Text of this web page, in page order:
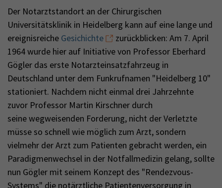
Der Notarztstandort an der Chirurgischen
Universitätsklinik in Heidelberg kann auf eine lange und
ereignisreiche Gesichichte
zurückblicken: Am 7. April
1964 wurde hier auf Initiative von Professor Eberhard
Gögler das erste Notarzteinsatzfahrzeug in
Deutschland unter dem Funkrufnamen "Heidelberg 10"
stationiert. Nachdem nicht einmal drei Jahrzehnte
zuvor Professor Martin Kirschner durch
seine wegweisenden Forderung, nicht der Verletzte
müsse so schnell wie möglich zum Arzt, sondern
vielmehr der Arzt zum Patienten gebracht werden, ein
Paradigmenwechsel in der Notfallmedizin gelang, sollte
nun Gögler mit seinem Konzept des "Rendezvous-
Systems" die notärztliche Patientenversorgung in